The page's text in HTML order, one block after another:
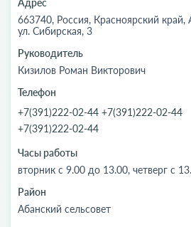
Адрес
663740, Россия, Красноярский край,
ул. Сибирская, 3
Руководитель
Кизилов Роман Викторович
Телефон
+7(391)222-02-44 +7(391)222-02-44
+7(391)222-02-44
Часы работы
вторник с 9.00 до 13.00, четверг с
Район
Абанский сельсовет